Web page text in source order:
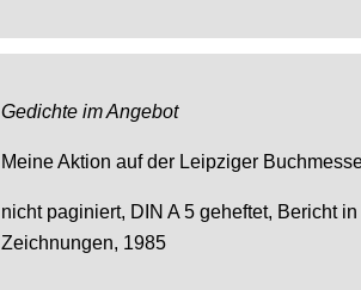
Gedichte im Angebot
Meine Aktion auf der Leipziger
nicht paginiert, DIN A 5 geheftet, Bericht
Zeichnungen, 1985